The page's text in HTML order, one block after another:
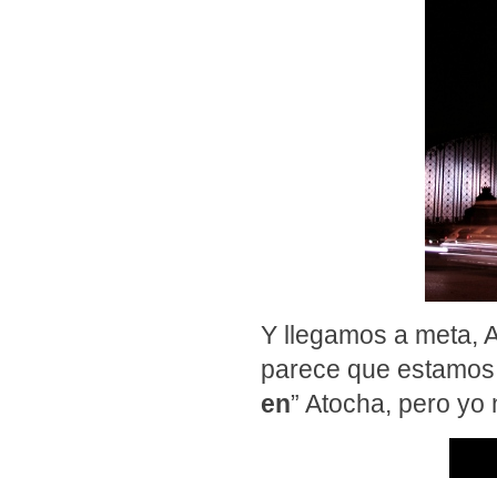
Y llegamos a meta,
parece que
en” Atocha, pero yo